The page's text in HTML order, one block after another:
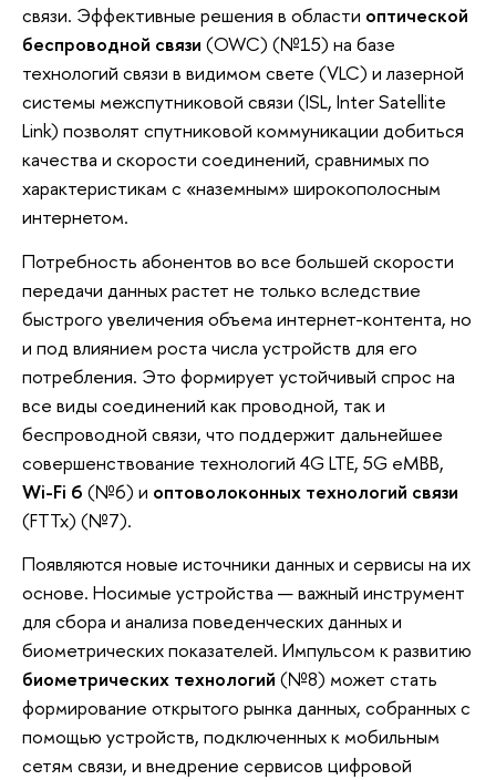
связи. Эффективные решения в области оптической
беспроводной связи (OWC) (№15) на базе
технологий связи в видимом свете (VLC) и лазерной
системы межспутниковой связи (ISL, Inter Satellite
Link) позволят спутниковой коммуникации добиться
качества и скорости соединений, сравнимых по
характеристикам с «наземным» широкополосным
интернетом.
Потребность абонентов во все большей скорости
передачи данных растет не только вследствие
быстрого увеличения объема интернет-контента, но
и под влиянием роста числа устройств для его
потребления. Это формирует устойчивый спрос на
все виды соединений как проводной, так и
беспроводной связи, что поддержит дальнейшее
совершенствование технологий 4G LTE, 5G eMBB,
Wi-Fi 6 (№6) и оптоволоконных технологий связи
(FTTx) (№7).
Появляются новые источники данных и сервисы на их
основе. Носимые устройства — важный инструмент
для сбора и анализа поведенческих данных и
биометрических показателей. Импульсом к развитию
биометрических технологий (№8) может стать
формирование открытого рынка данных, собранных с
помощью устройств, подключенных к мобильным
сетям связи, и внедрение сервисов цифровой